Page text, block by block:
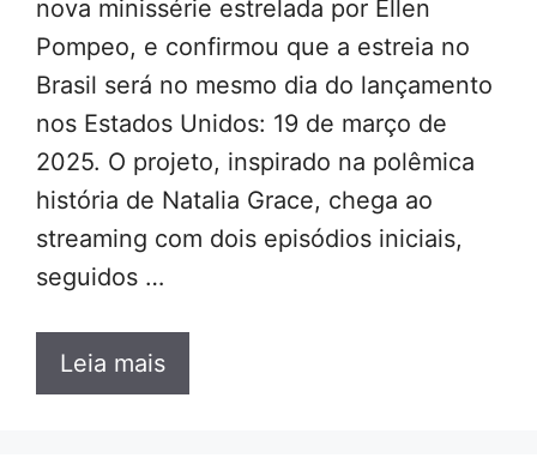
nova minissérie estrelada por Ellen
Pompeo, e confirmou que a estreia no
Brasil será no mesmo dia do lançamento
nos Estados Unidos: 19 de março de
2025. O projeto, inspirado na polêmica
história de Natalia Grace, chega ao
streaming com dois episódios iniciais,
seguidos …
Leia mais